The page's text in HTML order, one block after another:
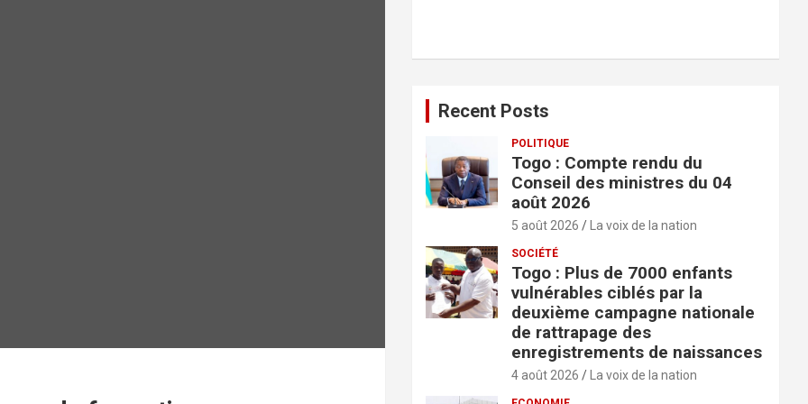
Recent Posts
POLITIQUE
Togo : Compte rendu du
Conseil des ministres du 04
août 2026
5 août 2026 La voix de la nation
SOCIÉTÉ
Togo : Plus de 7000 enfants
vulnérables ciblés par la
deuxième campagne nationale
de rattrapage des
enregistrements de naissances
4 août 2026 La voix de la nation